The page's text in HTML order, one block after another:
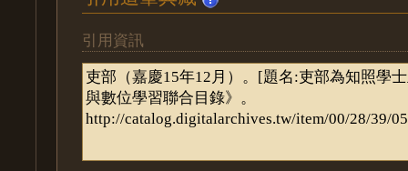
引用資訊